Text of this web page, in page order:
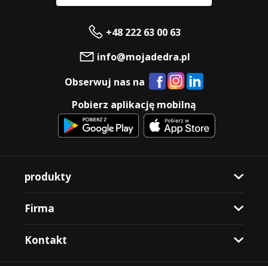
+48 222 63 00 63
info@mojadedra.pl
Obserwuj nas na
Pobierz aplikację mobilną
produkty
Firma
Kontakt